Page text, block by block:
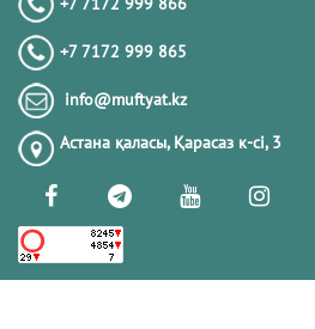
20.02.2026
РАМАЗАН – РАХЫМ, КЕШІРІМ ЖӘНЕ
ТОЗАҚТАН ҚҰТЫЛУ АЙЫ
19.02.2026 7433
РАМАЗАН ҚАРСАҢЫНДАҒЫ
+7 7172 999 865
info@muftyat.kz
Астана қаласы, Қарасаз к-сi, 3